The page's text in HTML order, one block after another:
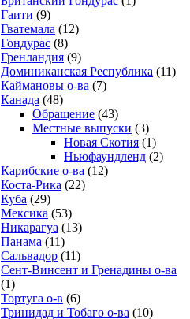
Гаити (9)
Гватемала (12)
Гондурас (8)
Гренландия (9)
Доминиканская Республика (11)
Каймановы о-ва (7)
Канада (48)
Обращение (43)
Местные выпуски (3)
Новая Скотия (1)
Ньюфаундленд (2)
Карибские о-ва (12)
Коста-Рика (22)
Куба (29)
Мексика (53)
Никарагуа (13)
Панама (11)
Сальвадор (11)
Сент-Винсент и Гренадины о-ва
(1)
Тортуга о-в (6)
Тринидад и Тобаго о-ва (10)